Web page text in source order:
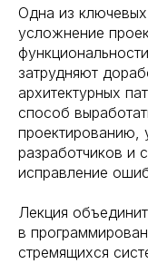
Одна из
усложнение
затрудняют
архитектурных
способ
проектированию,
разработчиков и
исправление
Лекция
в
стремящихся